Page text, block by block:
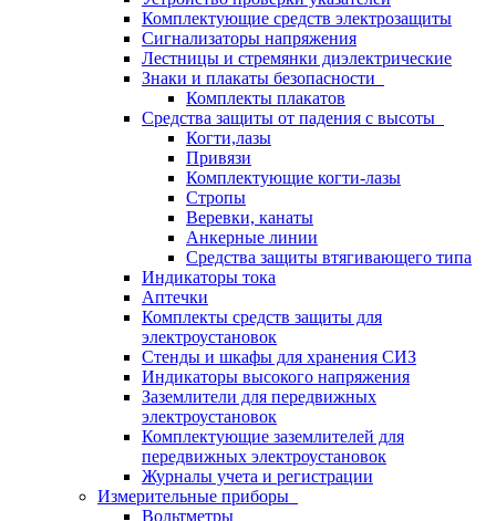
Комплектующие средств электрозащиты
Сигнализаторы напряжения
Лестницы и стремянки диэлектрические
Знаки и плакаты безопасности
Комплекты плакатов
Средства защиты от падения с высоты
Когти,лазы
Привязи
Комплектующие когти-лазы
Стропы
Веревки, канаты
Анкерные линии
Средства защиты втягивающего типа
Индикаторы тока
Аптечки
Комплекты средств защиты для
электроустановок
Стенды и шкафы для хранения СИЗ
Индикаторы высокого напряжения
Заземлители для передвижных
электроустановок
Комплектующие заземлителей для
передвижных электроустановок
Журналы учета и регистрации
Измерительные приборы
Вольтметры